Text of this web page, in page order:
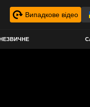
Випадкове відео